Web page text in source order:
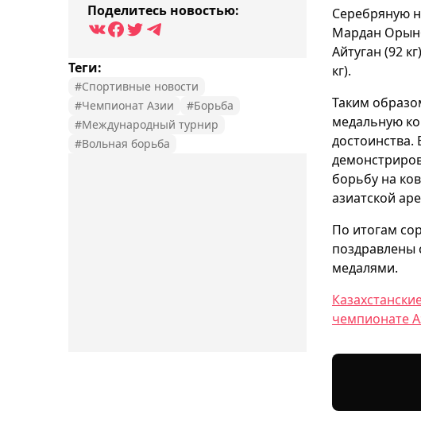
Поделитесь новостью:
Теги:
#Спортивные новости
#Чемпионат Азии
#Борьба
#Международный турнир
#Вольная борьба
Серебряную
Мардан
Айтуган (92
кг).
Таким
медальную
достоинства.
борьбу на
азиатской
По итогам
медалями.
чемпионате